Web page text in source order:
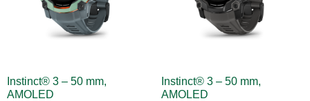
Instinct® 3 – 50 mm,
AMOLED
Instinct® 3 – 50 mm,
AMOLED